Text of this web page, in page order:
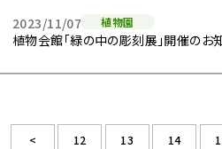
2023/11/07 植物園
植物会館「緑の中の彫刻展」開催のお
< 12 13 14